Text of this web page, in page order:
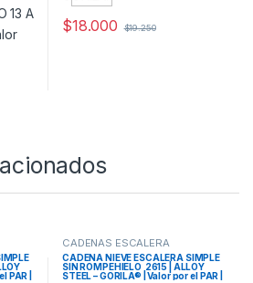
$18.000 $19.250
PAR |
CADENAS ESCALERA
CADENA NIEVE ESCALERA SIMPLE
SIN ROMPEHIELO 2615 | ALLOY
STEEL – GORILA® | Valor por el PAR |